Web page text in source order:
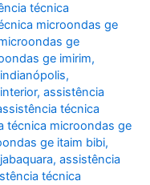
técnica
microondas ge
ge
ge imirim,
,
,assistência
técnica
técnica microondas ge
ge itaim bibi,
,assistência
técnica